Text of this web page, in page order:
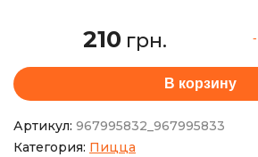
210 грн.
В корзину
Артикул: 967995832_967995833
Категория: Пицца